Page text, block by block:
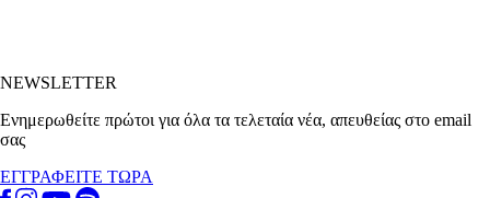
NEWSLETTER
Ενημερωθείτε πρώτοι για όλα τα τελεταία νέα, απευθείας στο email
σας
ΕΓΓΡΑΦΕΙΤΕ ΤΩΡΑ